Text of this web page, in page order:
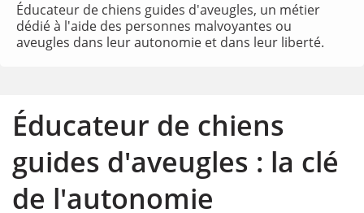
Éducateur de chiens guides d'aveugles, un métier
dédié à l'aide des personnes malvoyantes ou
aveugles dans leur autonomie et dans leur liberté.
Éducateur de chiens
guides d'aveugles : la clé
de l'autonomie